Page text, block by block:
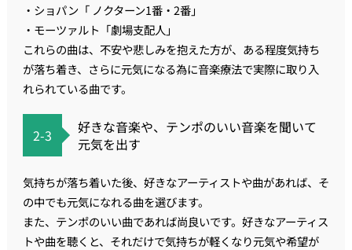
・ショパン「 ノクターン1番・2番」
・モーツァルト「劇場支配人」
これらの曲は、不安や悲しみを抱えた方が、ある程度気持ち
が落ち着き、さらに元気になる為に音楽療法で実際に取り入
れられている曲です。
2-3
好きな音楽や、テンポのいい音楽を聞いて
元気を出す
気持ちが落ち着いた後、好きなアーティストや曲があれば、そ
の中でも元気になれる曲を選びます。
また、テンポのいい曲であれば尚良いです。好きなアーティス
トや曲を聴くと、それだけで気持ちが軽くなり元気や希望が